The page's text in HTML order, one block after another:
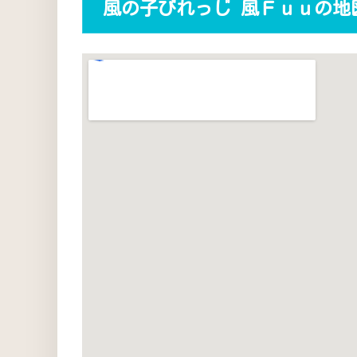
風の子びれっじ 風Ｆｕｕの地